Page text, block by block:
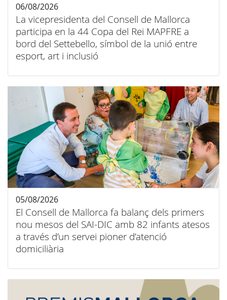
La vicepresidenta del Consell de Mallorca
participa en la 44 Copa del Rei MAPFRE a
bord del Settebello, símbol de la unió entre
esport, art i inclusió
06/08/2026
El Consell de Mallorca fa balanç dels primers
nou mesos del SAI-DIC amb 82 infants atesos
a través d’un servei pioner d’atenció
domiciliària
05/08/2026